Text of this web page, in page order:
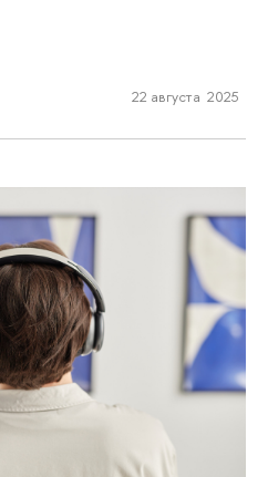
22 августа 2025